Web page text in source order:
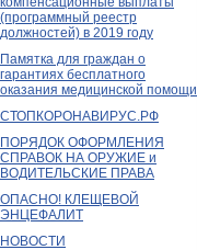
(программный реестр
должностей) в 2019 году
Памятка для граждан о
гарантиях бесплатного
оказания медицинской помощи
СТОПКОРОНАВИРУС.РФ
ПОРЯДОК ОФОРМЛЕНИЯ
СПРАВОК НА ОРУЖИЕ и
ВОДИТЕЛЬСКИЕ ПРАВА
ОПАСНО! КЛЕЩЕВОЙ
ЭНЦЕФАЛИТ
НОВОСТИ